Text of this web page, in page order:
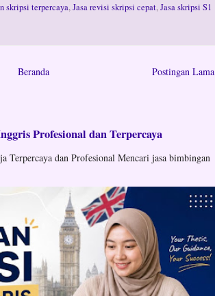
skripsi terpercaya,Jasa revisi skripsi cepat,Jasa skripsi S1
Postingan Lama
Beranda
Profesional dan Terpercaya
Terpercaya dan Profesional Mencari jasa bimbingan